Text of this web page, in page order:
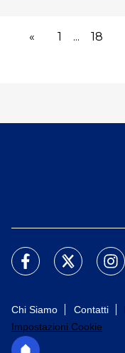
« 1 ... 18
Chi Siamo Contatti
Impostazioni Cookie